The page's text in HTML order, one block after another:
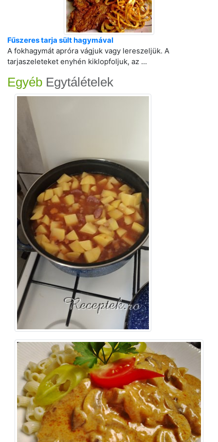
Fűszeres tarja sült hagymával
A fokhagymát apróra vágjuk vagy lereszeljük. A
tarjaszeleteket enyhén kiklopfoljuk, az ...
Egyéb Egytálételek